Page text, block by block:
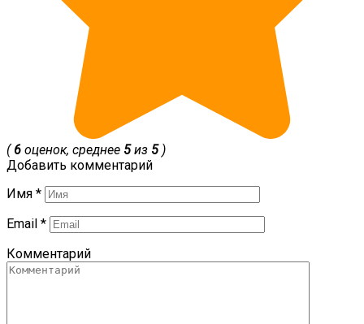
( 6 оценок, среднее 5из 5)
Добавить комментарий
Имя *
Email *
Комментарий